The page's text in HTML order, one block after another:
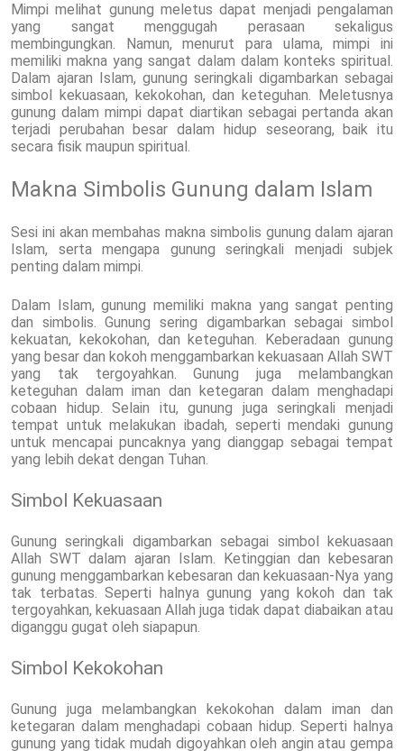
Mimpi melihat gunung meletus dapat menjadi pengalaman
yang sangat menggugah perasaan sekaligus
membingungkan. Namun, menurut para ulama, mimpi ini
memiliki makna yang sangat dalam dalam konteks spiritual.
Dalam ajaran Islam, gunung seringkali digambarkan sebagai
simbol kekuasaan, kekokohan, dan keteguhan. Meletusnya
gunung dalam mimpi dapat diartikan sebagai pertanda akan
terjadi perubahan besar dalam hidup seseorang, baik itu
secara fisik maupun spiritual.
Makna Simbolis Gunung dalam Islam
Sesi ini akan membahas makna simbolis gunung dalam ajaran
Islam, serta mengapa gunung seringkali menjadi subjek
penting dalam mimpi.
Dalam Islam, gunung memiliki makna yang sangat penting
dan simbolis. Gunung sering digambarkan sebagai simbol
kekuatan, kekokohan, dan keteguhan. Keberadaan gunung
yang besar dan kokoh menggambarkan kekuasaan Allah SWT
yang tak tergoyahkan. Gunung juga melambangkan
keteguhan dalam iman dan ketegaran dalam menghadapi
cobaan hidup. Selain itu, gunung juga seringkali menjadi
tempat untuk melakukan ibadah, seperti mendaki gunung
untuk mencapai puncaknya yang dianggap sebagai tempat
yang lebih dekat dengan Tuhan.
Simbol Kekuasaan
Gunung seringkali digambarkan sebagai simbol kekuasaan
Allah SWT dalam ajaran Islam. Ketinggian dan kebesaran
gunung menggambarkan kebesaran dan kekuasaan-Nya yang
tak terbatas. Seperti halnya gunung yang kokoh dan tak
tergoyahkan, kekuasaan Allah juga tidak dapat diabaikan atau
diganggu gugat oleh siapapun.
Simbol Kekokohan
Gunung juga melambangkan kekokohan dalam iman dan
ketegaran dalam menghadapi cobaan hidup. Seperti halnya
gunung yang tidak mudah digoyahkan oleh angin atau gempa